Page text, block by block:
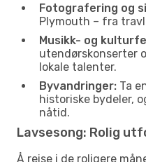
Fotografering og
Plymouth – fra
Musikk- og
utendørskonserter
lokale talenter.
Byvandringer: Ta
historiske bydeler,
nåtid.
Lavsesong: Rolig
Å reise i de roligere